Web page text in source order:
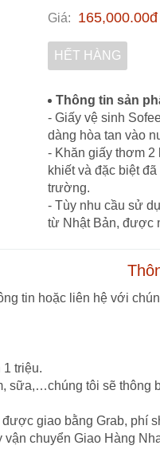
Giá: 165,000.00đ
HẾT HÀNG
Thông tin sản
- Giấy vệ sinh
dàng hòa tan vào
- Khăn giấy thơm 2
khiết và đặc biệt
trường.
- Tùy nhu cầu sử
từ Nhật Bản, được
tin hoặc liên hệ với
triệu.
sữa,…chúng tôi sẽ thông
giao bằng Grab, phí
chuyển Giao Hàng